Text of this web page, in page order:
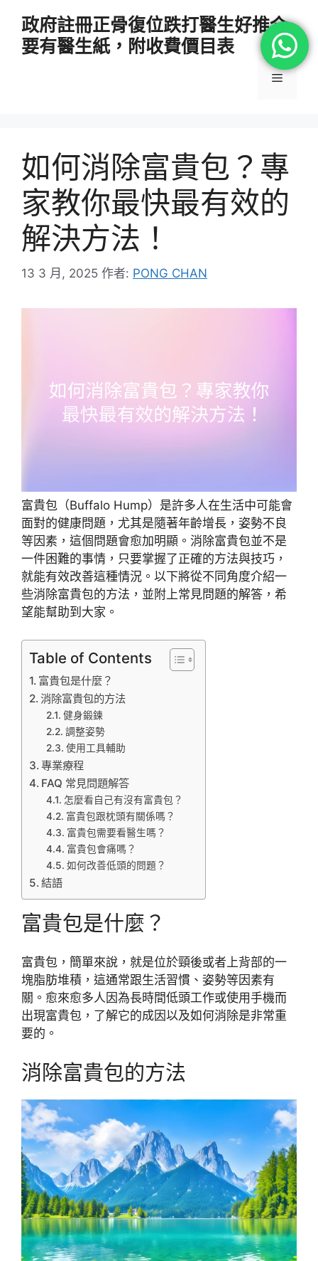
政府註冊正骨復位跌打醫生好推介
要有醫生紙，附收費價目表
選
如何消除富貴包？專
家教你最快最有效的
解決方法！
13 3 月, 2025 作者: PONG CHAN
富貴包（Buffalo Hump）是許多人在生活中可能會
面對的健康問題，尤其是隨著年齡增長，姿勢不良
等因素，這個問題會愈加明顯。消除富貴包並不是
一件困難的事情，只要掌握了正確的方法與技巧，
就能有效改善這種情況。以下將從不同角度介紹一
些消除富貴包的方法，並附上常見問題的解答，希
望能幫助到大家。
Table of Contents
富貴包是什麼？
消除富貴包的方法
健身鍛鍊
調整姿勢
使用工具輔助
專業療程
FAQ 常見問題解答
怎麼看自己有沒有富貴包？
富貴包跟枕頭有關係嗎？
富貴包需要看醫生嗎？
富貴包會痛嗎？
如何改善低頭的問題？
結語
富貴包是什麼？
富貴包，簡單來說，就是位於頸後或者上背部的一
塊脂肪堆積，這通常跟生活習慣、姿勢等因素有
關。愈來愈多人因為長時間低頭工作或使用手機而
出現富貴包，了解它的成因以及如何消除是非常重
要的。
消除富貴包的方法